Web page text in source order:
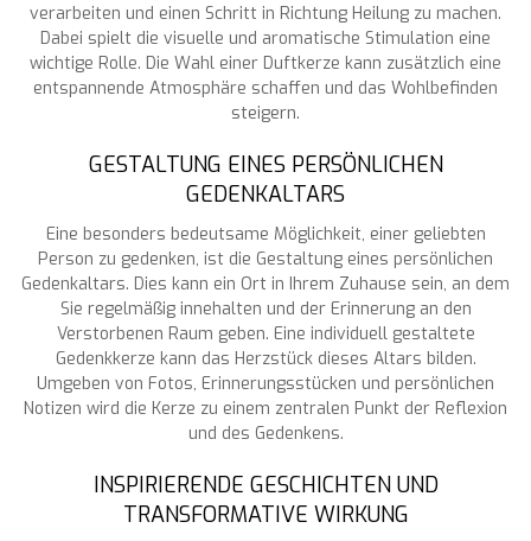
verarbeiten und einen Schritt in Richtung Heilung zu machen.
Dabei spielt die visuelle und aromatische Stimulation eine
wichtige Rolle. Die Wahl einer Duftkerze kann zusätzlich eine
entspannende Atmosphäre schaffen und das Wohlbefinden
steigern.
GESTALTUNG EINES PERSÖNLICHEN
GEDENKALTARS
Eine besonders bedeutsame Möglichkeit, einer geliebten
Person zu gedenken, ist die Gestaltung eines persönlichen
Gedenkaltars. Dies kann ein Ort in Ihrem Zuhause sein, an dem
Sie regelmäßig innehalten und der Erinnerung an den
Verstorbenen Raum geben. Eine individuell gestaltete
Gedenkkerze kann das Herzstück dieses Altars bilden.
Umgeben von Fotos, Erinnerungsstücken und persönlichen
Notizen wird die Kerze zu einem zentralen Punkt der Reflexion
und des Gedenkens.
INSPIRIERENDE GESCHICHTEN UND
TRANSFORMATIVE WIRKUNG